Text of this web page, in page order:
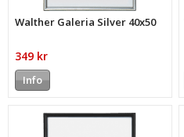
Walther Galeria Silver 40x50
349 kr
Info